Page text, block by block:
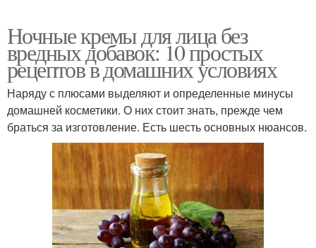
Ночные кремы для лица без
вредных добавок: 10 простых
рецептов в домашних условиях
Наряду с плюсами выделяют и определенные минусы
домашней косметики. О них стоит знать, прежде чем
браться за изготовление. Есть шесть основных нюансов.